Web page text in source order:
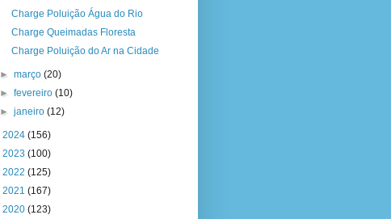
Charge Poluição Água do Rio
Charge Queimadas Floresta
Charge Poluição do Ar na Cidade
► março (20)
► fevereiro (10)
► janeiro (12)
2024 (156)
2023 (100)
2022 (125)
2021 (167)
2020 (123)